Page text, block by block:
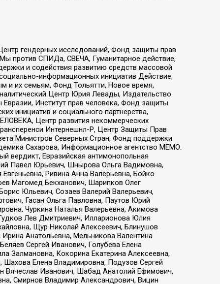
гендерных исследований, Фонд защиты прав
против СПИДа, СВЕЧА, Гуманитарное действие,
и содействия развитию средств массовой
информационных инициатив Действие,
и их семьям, Фонд Тольятти, Новое время,
Центр Юрия Левады, Издательство
Институт прав человека, Фонд защиты
инициатив и социального партнерства,
Центр развития некоммерческих
Интернешнл-Р, Центр Защиты Прав
Министров Северных Стран, Фонд поддержки
Сахарова, Информационное агентство МЕМО.
вердикт, Евразийская антимонопольная
Павел Юрьевич, Шнырова Ольга Вадимовна,
Ривина Анна Валерьевна, Бойко
Магомед Бекханович, Шарипков Олег
Юльевич, Созаев Валерий Валерьевич,
Гасан Ольга Павловна, Паутов Юрий
Чуркина Наталья Валерьевна, Акимова
Лев Дмитриевич, Илларионова Юлия
Щур Николай Алексеевич, Блинушов
Анатольевна, Мельникова Валентина
Сергей Иванович, Голубева Елена
Залмановна, Кокорина Екатерина Алексеевна,
Елена Владимировна, Подузов Сергей
Вячеслав Иванович, Шабад Анатолий Ефимович,
Смирнов Владимир Александрович, Вицин